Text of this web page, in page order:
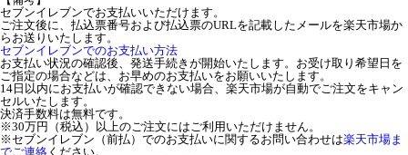
セブンイレブンでお支払いいただけます。
ご注文後に、払込票番号および払込票のURLを記載したメールを楽天市場か
らお送りいたします。
セブンイレブンでのお支払い方法
お支払い状況の確認後、発送手続きが開始いたします。お受け取り希望日を
ご指定の場合などは、お早めのお支払いをお願いいたします。
14日以内にお支払いが確認できない場合、楽天市場が自動でご注文をキャン
セルいたします。
決済手数料は無料です。
※30万円（税込）以上のご注文にはご利用いただけません。
※セブンイレブン（前払）でのお支払いに関するお問い合わせは楽天市場ま
でご連絡 ください。